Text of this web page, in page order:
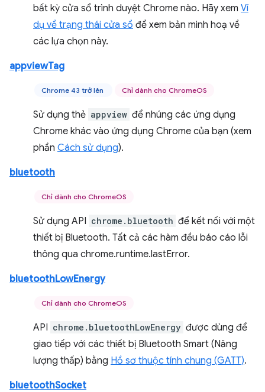
bất kỳ cửa sổ trình duyệt Chrome nào. Hãy xem Ví
dụ về trạng thái cửa sổ để xem bản minh hoạ về
các lựa chọn này.
appviewTag
Chrome 43 trở lên Chỉ dành cho ChromeOS
Sử dụng thẻ appview để nhúng các ứng dụng
Chrome khác vào ứng dụng Chrome của bạn (xem
phần Cách sử dụng).
bluetooth
Chỉ dành cho ChromeOS
Sử dụng API chrome.bluetooth để kết nối với một
thiết bị Bluetooth. Tất cả các hàm đều báo cáo lỗi
thông qua chrome.runtime.lastError.
bluetoothLowEnergy
Chỉ dành cho ChromeOS
API chrome.bluetoothLowEnergy được dùng để
giao tiếp với các thiết bị Bluetooth Smart (Năng
lượng thấp) bằng Hồ sơ thuộc tính chung (GATT).
bluetoothSocket